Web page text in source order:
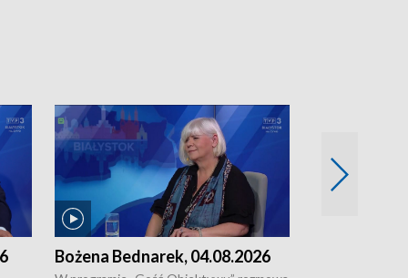
Bożena Bednarek, 04.08.2026